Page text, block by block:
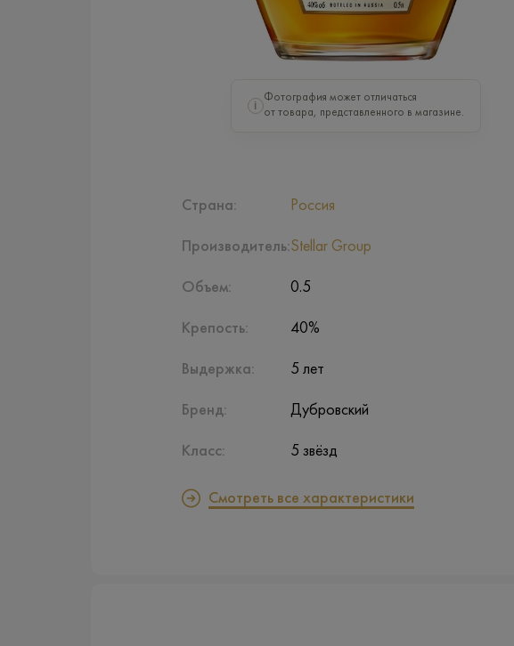
i
Фотография может отличаться
от товара, представленного в магазине.
Страна:
Производитель:
Объем:
Крепость:
Выдержка:
Бренд:
Класс:
Россия
Stellar Group
0.5
40%
5 лет
Дубровский
5 звёзд
Смотреть все характеристики